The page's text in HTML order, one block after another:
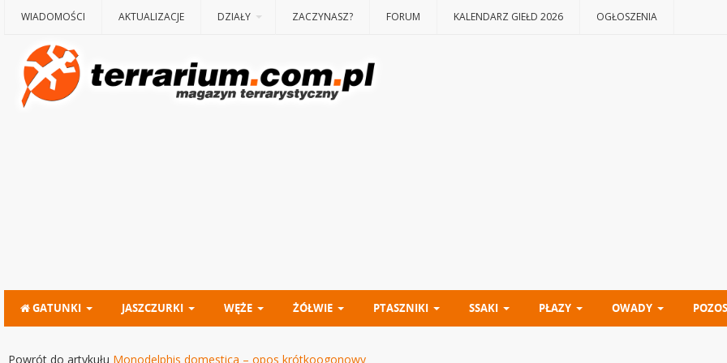
WIADOMOŚCI AKTUALIZACJE DZIAŁY ZACZYNASZ? FORUM KALENDARZ GIEŁD 2026 OGŁOSZENIA
GATUNKI JASZCZURKI WĘŻE ŻÓŁWIE PTASZNIKI SSAKI PŁAZY OWADY
Powrót do artykułu Monodelphis domestica – opos krótkoogonowy